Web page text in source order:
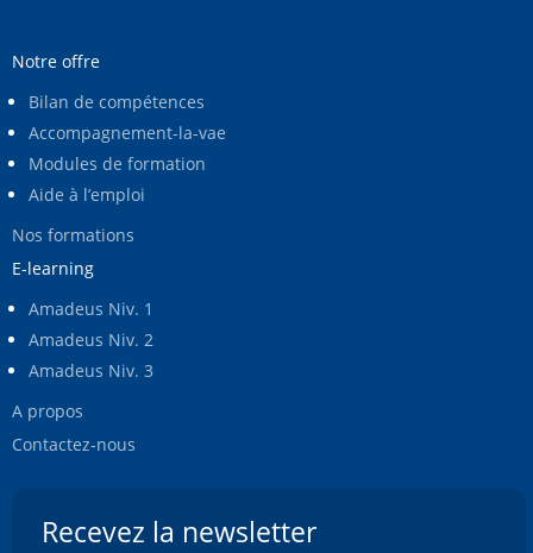
Notre offre
Bilan de compétences
Accompagnement-la-vae
Modules de formation
Aide à l’emploi
Nos formations
E-learning
Amadeus Niv. 1
Amadeus Niv. 2
Amadeus Niv. 3
A propos
Contactez-nous
Recevez la newsletter